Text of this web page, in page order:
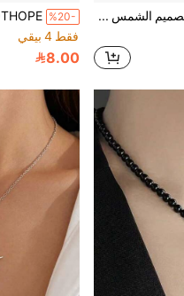
QTHOPE قلادة معلقة بتصميم الشمس والقمر مرصعة بالراينستون على الطراز الأوروبي والأمريكي، قطعة واحدة، مناسبة للفتيات للارتداء اليومي، هدية
%20-
فقط 4 بيقي
8.00